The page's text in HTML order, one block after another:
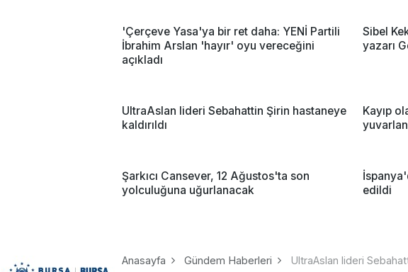
'Çerçeve Yasa'ya bir ret daha: YENİ Partili
İbrahim Arslan 'hayır' oyu vereceğini
açıkladı
Sibel
yazarı
UltraAslan lideri Sebahattin Şirin hastaneye
kaldırıldı
Kayıp
Şarkıcı Cansever, 12 Ağustos'ta son
yolculuğuna uğurlanacak
edildi
Anasayfa Gündem Haberleri UltraAslan lideri